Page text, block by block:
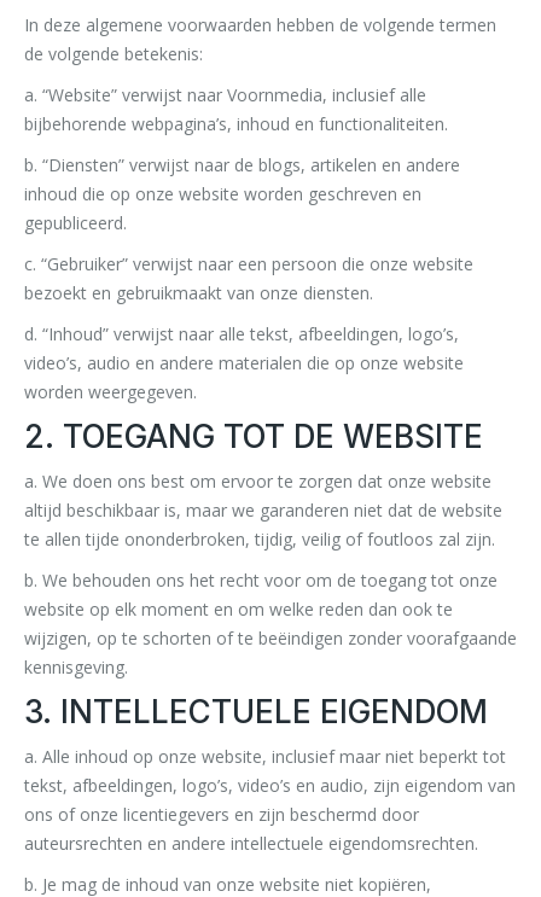
In deze algemene voorwaarden hebben de volgende termen
de volgende betekenis:
a. “Website” verwijst naar Voornmedia, inclusief alle
bijbehorende webpagina’s, inhoud en functionaliteiten.
b. “Diensten” verwijst naar de blogs, artikelen en andere
inhoud die op onze website worden geschreven en
gepubliceerd.
c. “Gebruiker” verwijst naar een persoon die onze website
bezoekt en gebruikmaakt van onze diensten.
d. “Inhoud” verwijst naar alle tekst, afbeeldingen, logo’s,
video’s, audio en andere materialen die op onze website
worden weergegeven.
2. TOEGANG TOT DE WEBSITE
a. We doen ons best om ervoor te zorgen dat onze website
altijd beschikbaar is, maar we garanderen niet dat de website
te allen tijde ononderbroken, tijdig, veilig of foutloos zal zijn.
b. We behouden ons het recht voor om de toegang tot onze
website op elk moment en om welke reden dan ook te
wijzigen, op te schorten of te beëindigen zonder voorafgaande
kennisgeving.
3. INTELLECTUELE EIGENDOM
a. Alle inhoud op onze website, inclusief maar niet beperkt tot
tekst, afbeeldingen, logo’s, video’s en audio, zijn eigendom van
ons of onze licentiegevers en zijn beschermd door
auteursrechten en andere intellectuele eigendomsrechten.
b. Je mag de inhoud van onze website niet kopiëren,